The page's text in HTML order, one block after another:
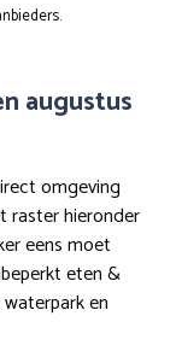
augustus
omgeving
raster hieronder
eens moet
eten &
en